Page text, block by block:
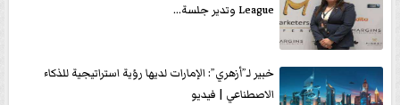
League وتدير جلسة...
خبير لـ”أزهري”: الإمارات لديها رؤية استراتيجية للذكاء
الاصطناعي | فيديو